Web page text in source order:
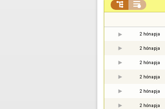
 
2 hónapja
2 hónapja
2 hónapja
2 hónapja
2 hónapja
2 hónapja